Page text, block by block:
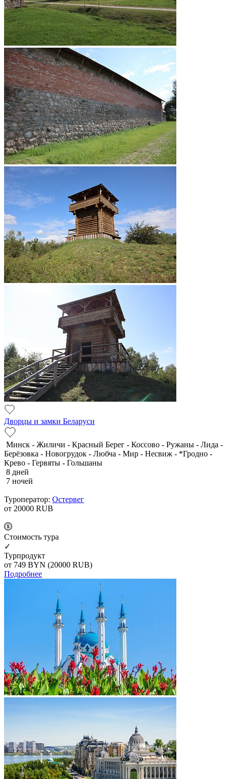
Дворцы и замки Беларуси
Минск - Жиличи - Красный Берег - Коссово - Ружаны - Лида -
Берёзовка - Новогрудок - Любча - Мир - Несвиж - *Гродно -
Крево - Гервяты - Гольшаны
8 дней
7 ночей
Туроператор: Остервег
от 20000 RUB
Cтоимость тура
✓
Турпродукт
от 749 BYN (20000 RUB)
Подробнее